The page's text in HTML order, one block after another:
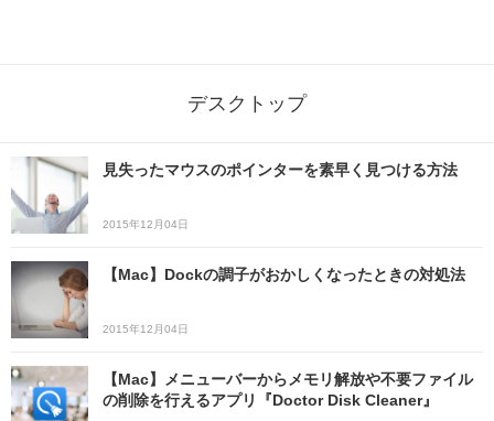
デスクトップ
見失ったマウスのポインターを素早く見つける方法
2015年12月04日
【Mac】Dockの調子がおかしくなったときの対処法
2015年12月04日
【Mac】メニューバーからメモリ解放や不要ファイル
の削除を行えるアプリ『Doctor Disk Cleaner』